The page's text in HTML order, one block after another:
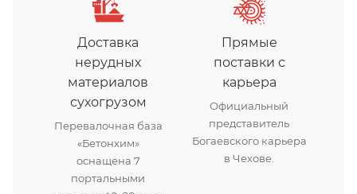
Доставка
нерудных
материалов
сухогрузом
Перевалочная база
«Бетонхим»
оснащена 7
портальными
Прямые
поставки с
карьера
Официальный
представитель
Богаевского карьера
в Чехове.